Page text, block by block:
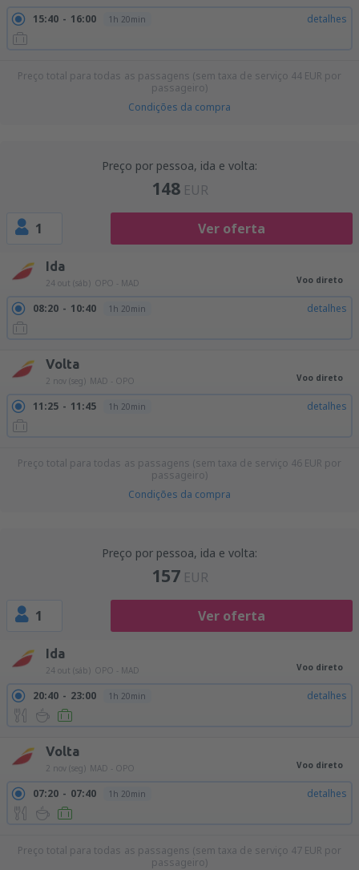
15:40 16:00 1h 20min detalhes
Preço total para todas as passagens (sem taxa de serviço 44 EUR por
passageiro)
Condições da compra
Preço por pessoa, ida e volta:
148 EUR
1 Ver oferta
Ida
24 out (sáb) OPO - MAD Voo direto
08:20 10:40 1h 20min detalhes
Volta
2 nov (seg) MAD - OPO Voo direto
11:25 11:45 1h 20min detalhes
Preço total para todas as passagens (sem taxa de serviço 46 EUR por
passageiro)
Condições da compra
Preço por pessoa, ida e volta:
157 EUR
1 Ver oferta
Ida
24 out (sáb) OPO - MAD Voo direto
20:40 23:00 1h 20min detalhes
Volta
2 nov (seg) MAD - OPO Voo direto
07:20 07:40 1h 20min detalhes
Preço total para todas as passagens (sem taxa de serviço 47 EUR por
passageiro)